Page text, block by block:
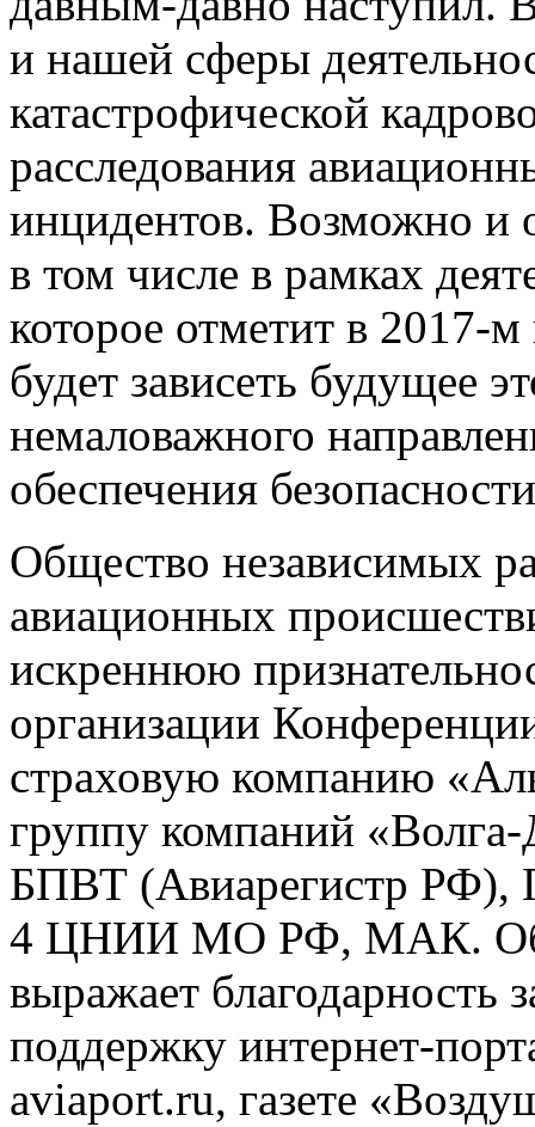
и нашей сферы
катастрофической
расследования
инцидентов. Возможно и
в том числе в рамках
которое отметит в 2017-м
будет зависеть будущее
немаловажного
обеспечения
Общество независимых
авиационных
искреннюю
организации
страховую компанию
группу компаний
БПВТ (Авиарегистр
4 ЦНИИ МО РФ, МАК.
выражает
поддержку интернет-
aviaport.ru, газете